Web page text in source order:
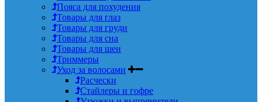
Пояса для похудения
Товары для глаз
Товары для груди
Товары для сна
Товары для шеи
Триммеры
Уход за волосами
Расчески
Стайлеры и гофре